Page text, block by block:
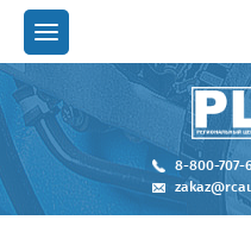
8-800-707-